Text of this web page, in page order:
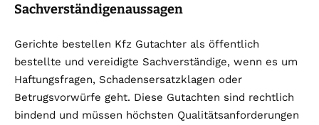
Sachverständigenaussagen
Gerichte bestellen Kfz Gutachter als öffentlich
bestellte und vereidigte Sachverständige, wenn es um
Haftungsfragen, Schadensersatzklagen oder
Betrugsvorwürfe geht. Diese Gutachten sind rechtlich
bindend und müssen höchsten Qualitätsanforderungen